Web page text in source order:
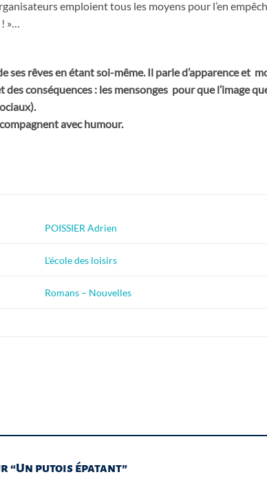
emploient tous les moyens pour l’en
»…
rêves en étant soi-même. Il parle d’apparence et
conséquences : les mensonges pour que l’image
avec humour.
POISSIER Adrien
L'école des loisirs
Romans – Nouvelles
“Un putois épatant”